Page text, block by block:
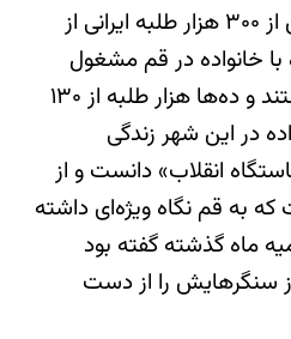
نامید و گفت: «اکنون بیش از ۳۰۰ هزار طلبه ایرانی از
خانواده در قم مشغول
فراگیری علوم اسلامی هستند و ده‌ها هزار طلبه از ۱۳۰
در این شهر زندگی
انقلاب» دانست و از
به قم نگاه ویژه‌ای داشته
ماه گذشته گفته بود
سنگر‌هایش را از دست